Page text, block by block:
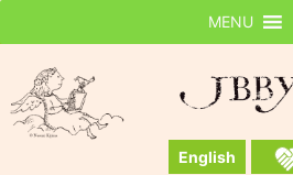
JBBY
English
MENU